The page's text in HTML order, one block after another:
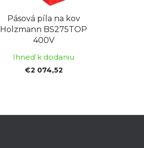
Pásová píla na kov
Holzmann BS275TOP
400V
Ihneď k dodaniu
€2 074,52